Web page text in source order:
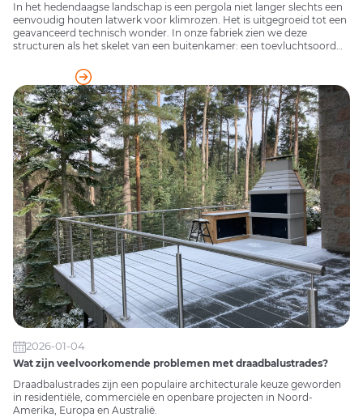
In het hedendaagse landschap is een pergola niet langer slechts een
eenvoudig houten latwerk voor klimrozen. Het is uitgegroeid tot een
geavanceerd technisch wonder. In onze fabriek zien we deze
structuren als het skelet van een buitenkamer: een toevluchtsoord
met de natuurlijke wereld behoudt.
2026-01-04
Wat zijn veelvoorkomende problemen met draadbalustrades?
Draadbalustrades zijn een populaire architecturale keuze geworden
in residentiële, commerciële en openbare projecten in Noord-
Amerika, Europa en Australië.